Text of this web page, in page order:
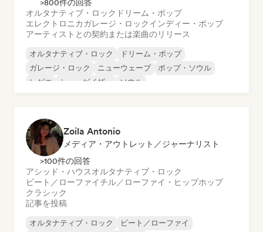
>800件の回答
オルタナティブ・ロック ドリーム・ポップ
エレクトロニカガレージ・ロックインディー・ポップ
アーティストとの契約または楽曲のリリース
オルタナティブ・ロック
ドリーム・ポップ
ガレージ・ロック
ニューウェーブ
ポップ・ソウル
レゲエ
シューゲイザー ソウル
Zoila Antonio
メディア・アウトレット／ジャーナリスト
>100件の回答
アシッド・ハウスオルタナティブ・ロック
ビート／ローファイチル／ローファイ・ヒップホップ
クラシック
記事を投稿
オルタナティブ・ロック
ビート／ローファイ